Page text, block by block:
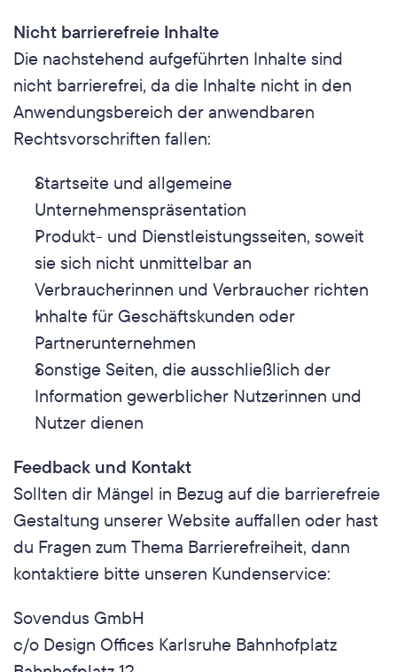
Nicht barrierefreie Inhalte
Die nachstehend aufgeführten Inhalte sind
nicht barrierefrei, da die Inhalte nicht in den
Anwendungsbereich der anwendbaren
Rechtsvorschriften fallen:
Startseite und allgemeine
Unternehmenspräsentation
Produkt- und Dienstleistungsseiten, soweit
sie sich nicht unmittelbar an
Verbraucherinnen und Verbraucher richten
Inhalte für Geschäftskunden oder
Partnerunternehmen
Sonstige Seiten, die ausschließlich der
Information gewerblicher Nutzerinnen und
Nutzer dienen
Feedback und Kontakt
Sollten dir Mängel in Bezug auf die barrierefreie
Gestaltung unserer Website auffallen oder hast
du Fragen zum Thema Barrierefreiheit, dann
kontaktiere bitte unseren Kundenservice:
Sovendus GmbH
c/o Design Offices Karlsruhe Bahnhofplatz